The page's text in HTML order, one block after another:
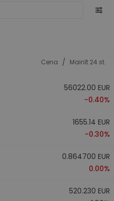
Cena / Mainīt 24 st.
56022.00 EUR
-0.40%
1655.14 EUR
-0.30%
0.864700 EUR
0.00%
520.230 EUR